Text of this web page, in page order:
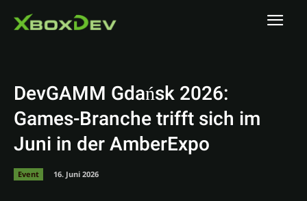
DevGAMM Gdańsk 2026:
Games-Branche trifft sich im
Juni in der AmberExpo
Event 16. Juni 2026